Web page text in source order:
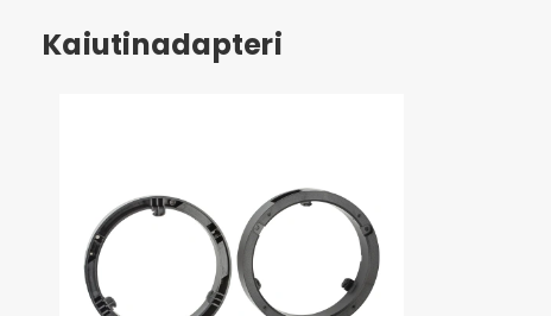
Kaiutinadapteri